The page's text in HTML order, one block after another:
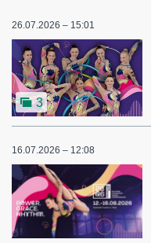
26.07.2026 – 15:01
3
16.07.2026 – 12:08